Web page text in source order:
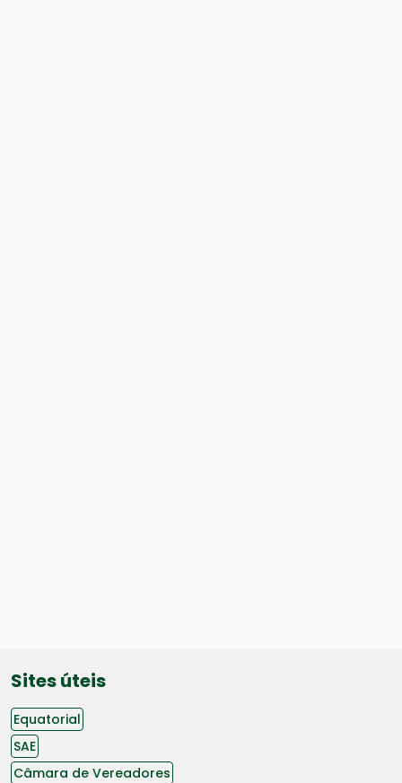
Sites úteis
Equatorial
SAE
Câmara de Vereadores